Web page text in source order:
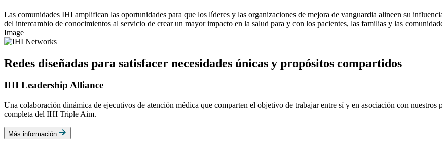
Las comunidades IHI amplifican las oportunidades para que los líderes y las organizaciones de mejora de vanguardia alineen su
del intercambio de conocimientos al servicio de crear un mayor impacto en la salud para y con los pacientes, las familias y las
Image
Redes diseñadas para satisfacer necesidades únicas y propósitos compartidos
IHI Leadership Alliance
Una colaboración dinámica de ejecutivos de atención médica que comparten el objetivo de trabajar entre sí y en asociación con
completa del IHI Triple Aim.
Más información